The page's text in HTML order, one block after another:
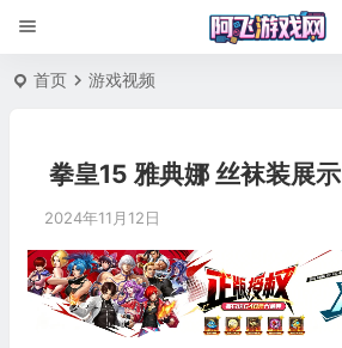
首页 游戏视频
拳皇15 雅典娜 丝袜装展示
2024年11月12日